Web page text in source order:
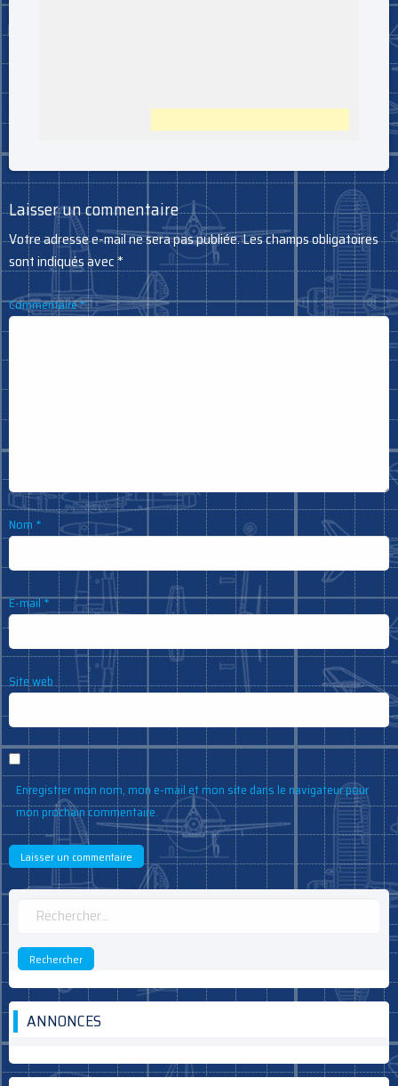
Laisser un commentaire
Votre adresse e-mail ne sera pas publiée.Les champs obligatoires
sont indiqués avec*
Commentaire*
Nom *
E-mail*
Site web
Enregistrer mon nom, mon e-mail et mon site dans le navigateur pour
mon prochain commentaire.
Rechercher :
ANNONCES